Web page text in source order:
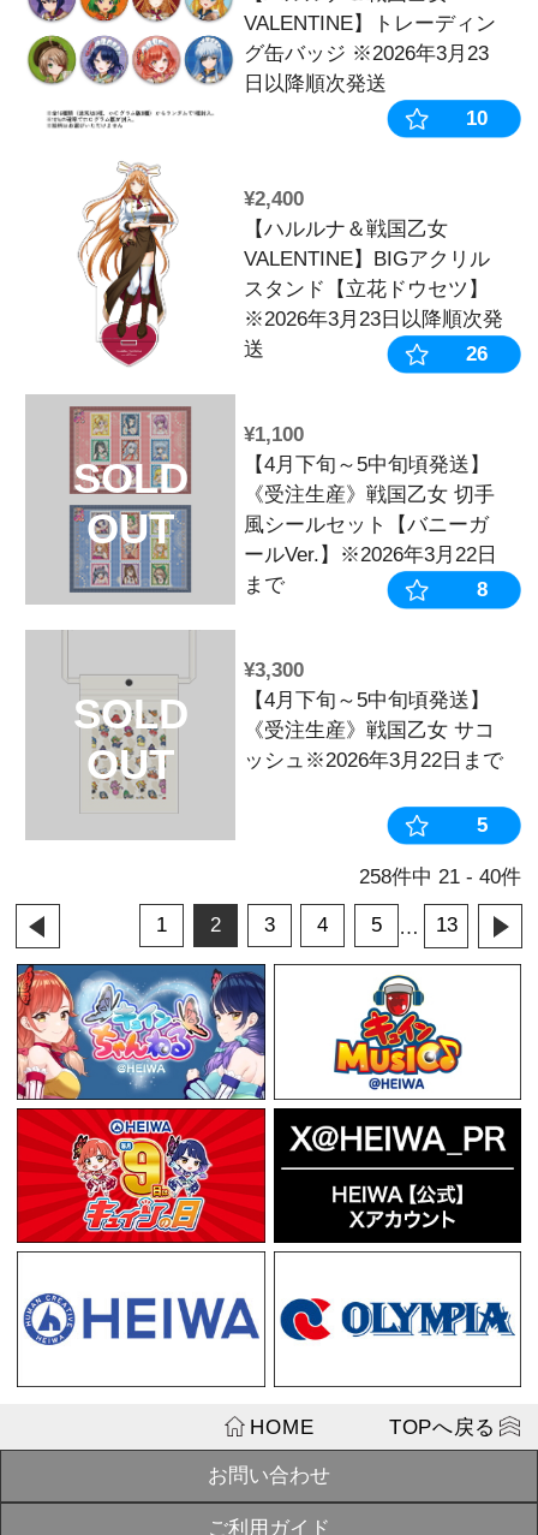
送
¥6,600
VALENTINE
くてカワイイ
※2026年3月
¥3,600
【ハルルナ＆
VALENTINE
ル ※2026年3
¥4,000
【ハルルナ＆
VALENTINE
白 【バレン
年3月23日以
¥3,900
【ハルルナ＆
VALENTINE
送
売上4位